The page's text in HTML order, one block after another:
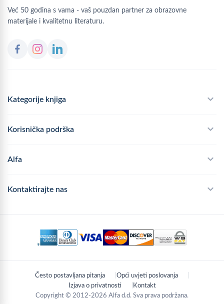
Već 50 godina s vama - vaš pouzdan partner za obrazovne
materijale i kvalitetnu literaturu.
Kategorije knjiga
Školski program
Korisnička podrška
Često postavljana pitanja
Praćenje narudžbe
Alfa
Politika privatnosti
Kontaktirajte nas
01 889 2047
Zagreb, Hrvatska
Često postavljana pitanja
Opći uvjeti poslovanja
Izjava o privatnosti
Kontakt
Copyright © 2012-2026 Alfa d.d. Sva prava podržana.